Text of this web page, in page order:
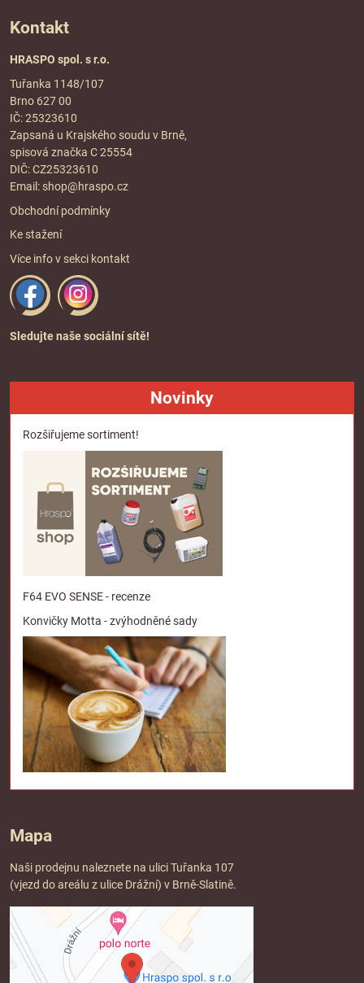
Kontakt
HRASPO spol. s r.o.
Tuřanka 1148/107
Brno 627 00
IČ: 25323610
Zapsaná u Krajského soudu v Brně,
spisová značka C 25554
DIČ: CZ25323610
Email: shop@hraspo.cz
Obchodní podmínky
Ke stažení
Více info v sekci kontakt
Sledujte naše sociální sítě!
Novinky
Rozšiřujeme sortiment!
F64 EVO SENSE - recenze
Konvičky Motta - zvýhodněné sady
Mapa
Naši prodejnu naleznete na ulici Tuřanka 107
(vjezd do areálu z ulice Drážní) v Brně-Slatině.